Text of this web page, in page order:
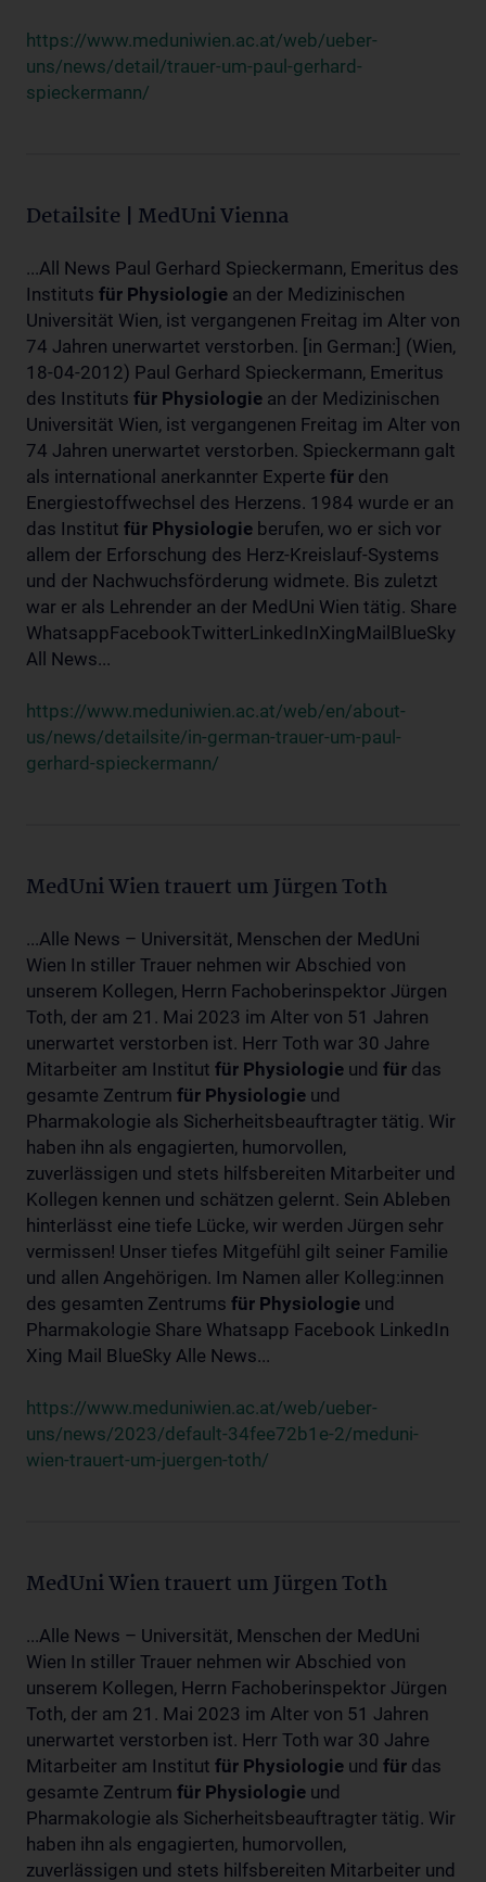
https://www.meduniwien.ac.at/web/ueber-
uns/news/detail/trauer-um-paul-gerhard-
spieckermann/
Detailsite | MedUni Vienna
...All News Paul Gerhard Spieckermann, Emeritus des
Instituts für Physiologie an der Medizinischen
Universität Wien, ist vergangenen Freitag im Alter von
74 Jahren unerwartet verstorben. [in German:] (Wien,
18-04-2012) Paul Gerhard Spieckermann, Emeritus
des Instituts für Physiologie an der Medizinischen
Universität Wien, ist vergangenen Freitag im Alter von
74 Jahren unerwartet verstorben. Spieckermann galt
als international anerkannter Experte für den
Energiestoffwechsel des Herzens. 1984 wurde er an
das Institut für Physiologie berufen, wo er sich vor
allem der Erforschung des Herz-Kreislauf-Systems
und der Nachwuchsförderung widmete. Bis zuletzt
war er als Lehrender an der MedUni Wien tätig. Share
WhatsappFacebookTwitterLinkedInXingMailBlueSky
All News...
https://www.meduniwien.ac.at/web/en/about-
us/news/detailsite/in-german-trauer-um-paul-
gerhard-spieckermann/
MedUni Wien trauert um Jürgen Toth
...Alle News – Universität, Menschen der MedUni
Wien In stiller Trauer nehmen wir Abschied von
unserem Kollegen, Herrn Fachoberinspektor Jürgen
Toth, der am 21. Mai 2023 im Alter von 51 Jahren
unerwartet verstorben ist. Herr Toth war 30 Jahre
Mitarbeiter am Institut für Physiologie und für das
gesamte Zentrum für Physiologie und
Pharmakologie als Sicherheitsbeauftragter tätig. Wir
haben ihn als engagierten, humorvollen,
zuverlässigen und stets hilfsbereiten Mitarbeiter und
Kollegen kennen und schätzen gelernt. Sein Ableben
hinterlässt eine tiefe Lücke, wir werden Jürgen sehr
vermissen! Unser tiefes Mitgefühl gilt seiner Familie
und allen Angehörigen. Im Namen aller Kolleg:innen
des gesamten Zentrums für Physiologie und
Pharmakologie Share Whatsapp Facebook LinkedIn
Xing Mail BlueSky Alle News...
https://www.meduniwien.ac.at/web/ueber-
uns/news/2023/default-34fee72b1e-2/meduni-
wien-trauert-um-juergen-toth/
MedUni Wien trauert um Jürgen Toth
...Alle News – Universität, Menschen der MedUni
Wien In stiller Trauer nehmen wir Abschied von
unserem Kollegen, Herrn Fachoberinspektor Jürgen
Toth, der am 21. Mai 2023 im Alter von 51 Jahren
unerwartet verstorben ist. Herr Toth war 30 Jahre
Mitarbeiter am Institut für Physiologie und für das
gesamte Zentrum für Physiologie und
Pharmakologie als Sicherheitsbeauftragter tätig. Wir
haben ihn als engagierten, humorvollen,
zuverlässigen und stets hilfsbereiten Mitarbeiter und